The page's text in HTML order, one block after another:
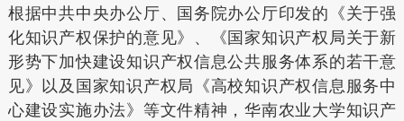
根据中共中央办公厅、国务院办公厅印发的《关于强
化知识产权保护的意见》、《国家知识产权局关于新
形势下加快建设知识产权信息公共服务体系的若干意
见》以及国家知识产权局《高校知识产权信息服务中
心建设实施办法》等文件精神，华南农业大学知识产